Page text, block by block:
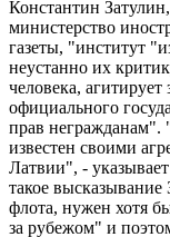
Константин
министерство
газеты, "институт
неустанно их
человека, агитирует
официального
прав негражданам".
известен своими
Латвии", -
такое
флота, нужен хотя
за рубежом" и